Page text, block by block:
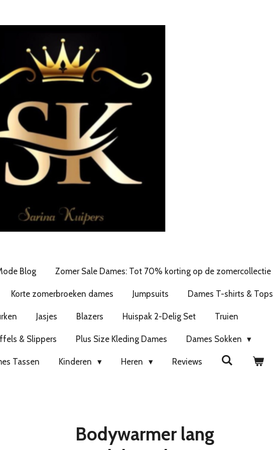
Blog Zomer Sale Dames: Tot 70% korting op de zomercollectie
Korte zomerbroeken dames Jumpsuits Dames T-shirts & Tops
Jasjes Blazers Huispak 2-Delig Set Truien
& Slippers Plus Size Kleding Dames Dames Sokken
Tassen Kinderen Heren Reviews
Bodywarmer lang